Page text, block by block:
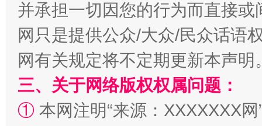
并承担一切因您的行为而直接
网只是提供公众/大众/民众话语
网有关规定将不定期更新本声明
三、关于网络版权权属问题：
① 本网注明“来源：XXXXXXX